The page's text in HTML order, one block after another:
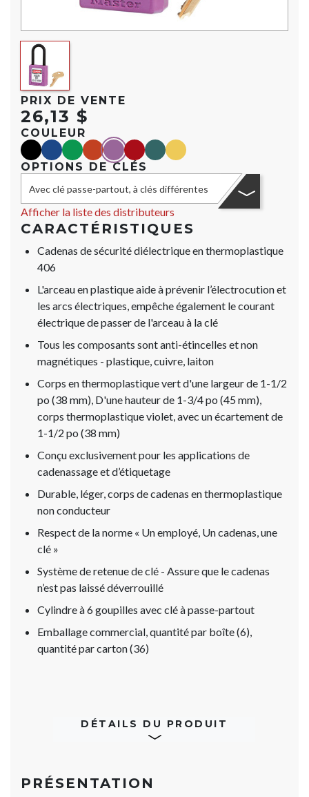
PRIX DE VENTE
26,13 $
COULEUR
blackbluegreenorangepurplered teal yellow
OPTIONS DE CLÉS
Avec clé passe-partout, à clés différentes
Afficher la liste des distributeurs
CARACTÉRISTIQUES
Cadenas de sécurité diélectrique en thermoplastique
406
L'arceau en plastique aide à prévenir l’électrocution et
les arcs électriques, empêche également le courant
électrique de passer de l'arceau à la clé
Tous les composants sont anti-étincelles et non
magnétiques - plastique, cuivre, laiton
Corps en thermoplastique vert d'une largeur de 1-1/2
po (38 mm), D'une hauteur de 1-3/4 po (45 mm),
corps thermoplastique violet, avec un écartement de
1-1/2 po (38 mm)
Conçu exclusivement pour les applications de
cadenassage et d’étiquetage
Durable, léger, corps de cadenas en thermoplastique
non conducteur
Respect de la norme « Un employé, Un cadenas, une
clé »
Système de retenue de clé - Assure que le cadenas
n’est pas laissé déverrouillé
Cylindre à 6 goupilles avec clé à passe-partout
Emballage commercial, quantité par boîte (6),
quantité par carton (36)
DÉTAILS DU PRODUIT
PRÉSENTATION